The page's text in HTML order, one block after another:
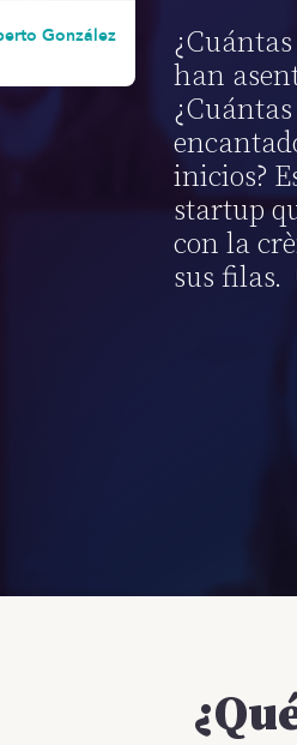
González
han
inicios?
startup
con la
sus filas.